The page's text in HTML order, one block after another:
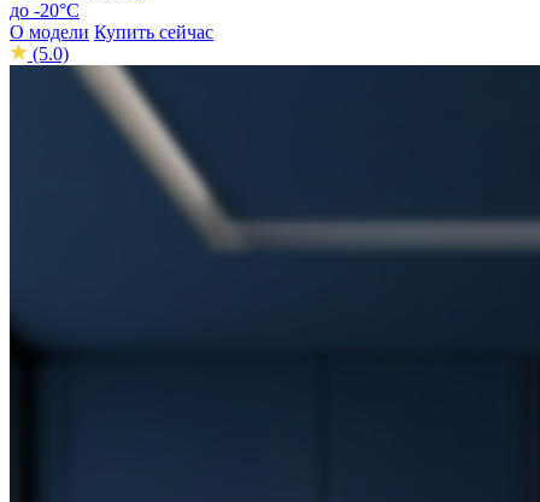
до -20°С
О модели Купить сейчас
(5.0)